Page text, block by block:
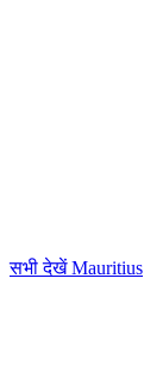
सभी देखें Mauritius